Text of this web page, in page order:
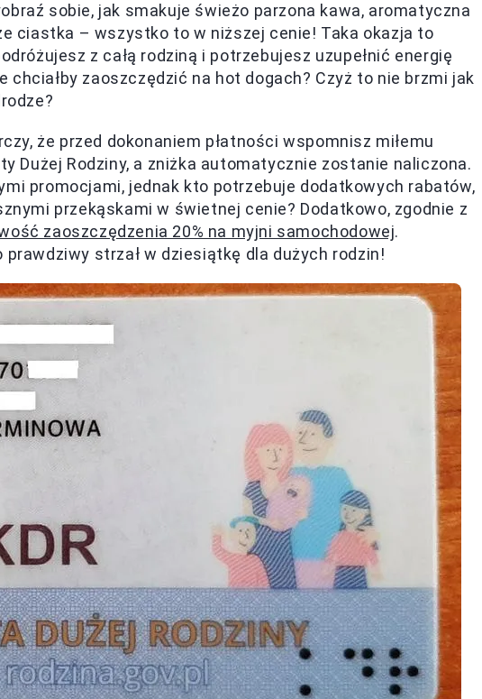
sobie, jak smakuje świeżo parzona kawa, aromatyczna
ciastka – wszystko to w niższej cenie! Taka okazja to
z całą rodziną i potrzebujesz uzupełnić energię
chciałby zaoszczędzić na hot dogach? Czyż to nie brzmi jak
że przed dokonaniem płatności wspomnisz miłemu
Dużej Rodziny, a zniżka automatycznie zostanie naliczona.
promocjami, jednak kto potrzebuje dodatkowych rabatów,
przekąskami w świetnej cenie? Dodatkowo, zgodnie z
zaoszczędzenia 20% na myjni samochodowej.
strzał w dziesiątkę dla dużych rodzin!